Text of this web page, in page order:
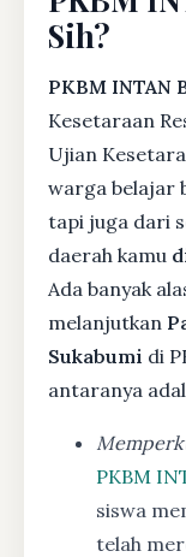
Sih?
PKBM INTAN
Kesetaraan
Ujian
warga belajar
tapi juga dari
daerah kamu
Ada banyak
melanjutkan
Sukabumi di
antaranya
PKBM
siswa
telah